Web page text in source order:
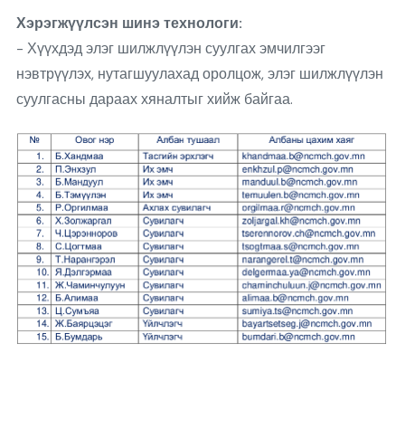
Хэрэгжүүлсэн шинэ технологи:
- Хүүхдэд элэг шилжлүүлэн суулгах эмчилгээг
нэвтрүүлэх, нутагшуулахад оролцож, элэг шилжлүүлэн
суулгасны дараах хяналтыг хийж байгаа.